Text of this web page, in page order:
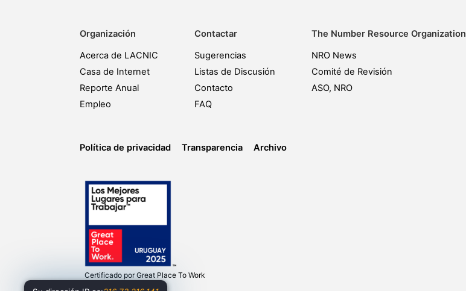
Organización
Acerca de LACNIC
Casa de Internet
Reporte Anual
Empleo
Contactar
Sugerencias
Listas de Discusión
Contacto
FAQ
The Number Resource Organization
NRO News
Comité de Revisión
ASO, NRO
Política de privacidad Transparencia Archivo
Certificado porGreat Place To Work